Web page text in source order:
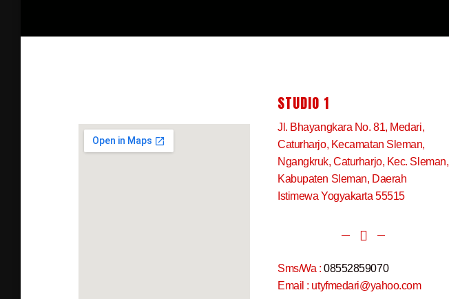
STUDIO 1
Jl. Bhayangkara No. 81, Medari,
Caturharjo, Kecamatan Sleman,
Ngangkruk, Caturharjo, Kec. Sleman,
Kabupaten Sleman, Daerah
Istimewa Yogyakarta 55515
Sms/Wa :08552859070
Email : utyfmedari@yahoo.com